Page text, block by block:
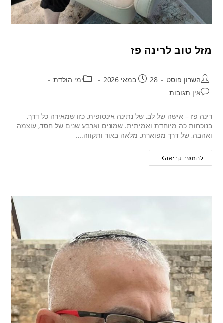
מזל טוב לרינה פז
השרון פוסט 28 במאי 2026
ימי הולדת
אין תגובות
רינה פז – אישה של לב, של נתינה אינסופית, כזו שמאירה כל דרך,
בנוכחות כה מיוחדת ואמיתית. שמונים וארבע שנים של חסד, עוצמה
ואהבה, של דרך מפוארת, מלאה באור ותקווה.…
להמשך קריאה